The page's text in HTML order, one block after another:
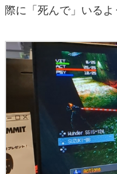
際に「死んで」いるよ